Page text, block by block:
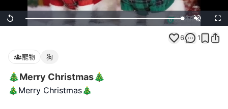
Replay Loaded:
100.00%
Unmute
6 1
寵物 狗
🎄Merry Christmas🎄
🎄Merry Christmas🎄